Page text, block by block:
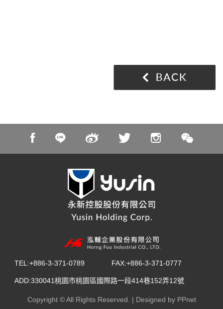
TEL:+886-3-371-0789 FAX:+886-3-371-0777
ADD:330041桃園市桃園區國際路一段414巷152弄12號
Copyright © All Rights Reserved. | Designed by PPnet